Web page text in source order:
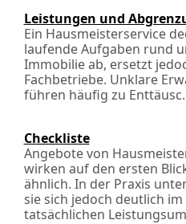
Leistungen und
Ein Hausmeisterservice
laufende Aufgaben rund
Immobilie ab, ersetzt
Fachbetriebe. Unklare
führen häufig zu
Checkliste
Angebote von
wirken auf den ersten
ähnlich. In der Praxis
sie sich jedoch deutlich im
tatsächlichen